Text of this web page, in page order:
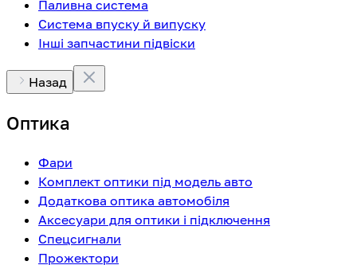
Паливна система
Система впуску й випуску
Інші запчастини підвіски
Назад
Оптика
Фари
Комплект оптики під модель авто
Додаткова оптика автомобіля
Аксесуари для оптики і підключення
Спецсигнали
Прожектори